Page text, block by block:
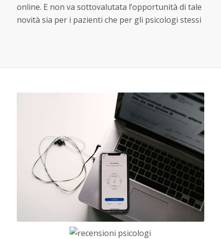
online. E non va sottovalutata l’opportunità di tale
novità sia per i pazienti che per gli psicologi stessi